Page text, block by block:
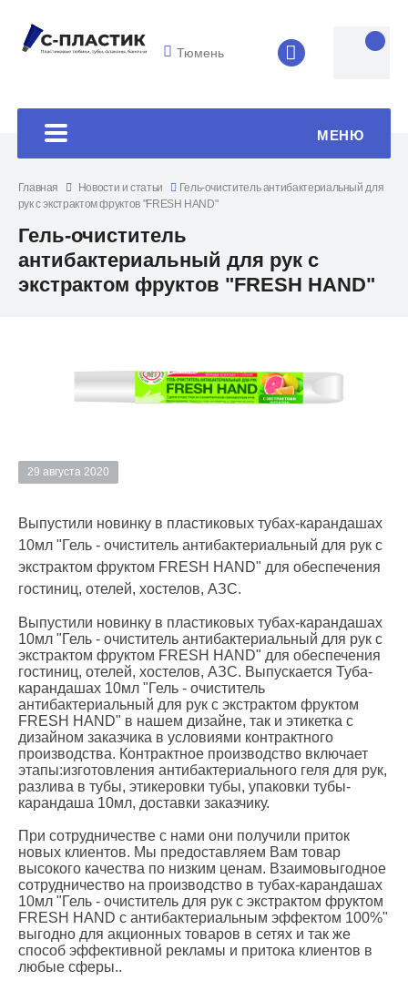
Тюмень 8 (4852) 33-
МЕНЮ
Главная Новости и статьи
Гель-очиститель антибактериальный для
рук с экстрактом фруктов "FRESH HAND"
Гель-очиститель
антибактериальный для рук с
экстрактом фруктов "FRESH HAND"
29 августа 2020
Выпустили новинку в пластиковых тубах-карандашах
10мл "Гель - очиститель антибактериальный для рук c
экстрактом фруктом FRESH HAND" для обеспечения
гостиниц, отелей, хостелов, АЗС.
Выпустили новинку в пластиковых тубах-карандашах
10мл "Гель - очиститель антибактериальный для рук c
экстрактом фруктом FRESH HAND" для обеспечения
гостиниц, отелей, хостелов, АЗС. Выпускается Туба-
карандашах 10мл "Гель - очиститель
антибактериальный для рук c экстрактом фруктом
FRESH HAND" в нашем дизайне, так и этикетка с
дизайном заказчика в условиями контрактного
производства. Контрактное производство включает
этапы:изготовления антибактериального геля для рук,
разлива в тубы, этикеровки тубы, упаковки тубы-
карандаша 10мл, доставки заказчику.
При сотрудничестве с нами они получили приток
новых клиентов. Мы предоставляем Вам товар
высокого качества по низким ценам. Взаимовыгодное
сотрудничество на производство в тубах-карандашах
10мл "Гель - очиститель для рук c экстрактом фруктом
FRESH HAND с антибактериальным эффектом 100%"
выгодно для акционных товаров в сетях и так же
способ эффективной рекламы и притока клиентов в
любые сферы..